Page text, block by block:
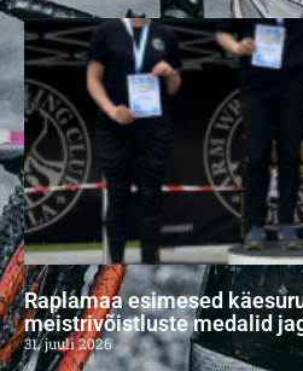
Raplamaa esimesed
meistrivõistluste medalid
31. juuli 2026